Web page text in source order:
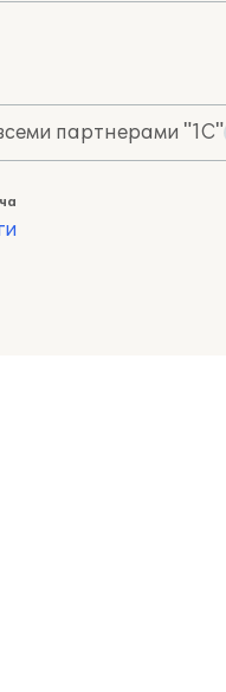
партнерами "1С"